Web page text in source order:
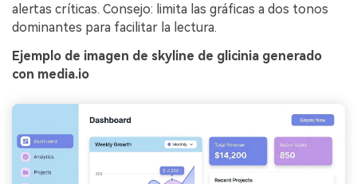
alertas críticas. Consejo: limita las gráficas a dos tonos
dominantes para facilitar la lectura.
Ejemplo de imagen de skyline de glicinia generado
con media.io